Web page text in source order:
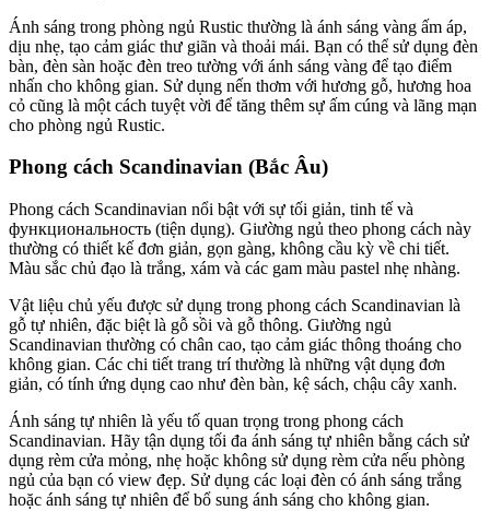
Ánh sáng trong phòng ngủ Rustic thường là ánh sáng vàng ấm áp,
dịu nhẹ, tạo cảm giác thư giãn và thoải mái. Bạn có thể sử dụng đèn
bàn, đèn sàn hoặc đèn treo tường với ánh sáng vàng để tạo điểm
nhấn cho không gian. Sử dụng nến thơm với hương gỗ, hương hoa
cỏ cũng là một cách tuyệt vời để tăng thêm sự ấm cúng và lãng mạn
cho phòng ngủ Rustic.
Phong cách Scandinavian (Bắc Âu)
Phong cách Scandinavian nổi bật với sự tối giản, tinh tế và
функциональность (tiện dụng). Giường ngủ theo phong cách này
thường có thiết kế đơn giản, gọn gàng, không cầu kỳ về chi tiết.
Màu sắc chủ đạo là trắng, xám và các gam màu pastel nhẹ nhàng.
Vật liệu chủ yếu được sử dụng trong phong cách Scandinavian là
gỗ tự nhiên, đặc biệt là gỗ sồi và gỗ thông. Giường ngủ
Scandinavian thường có chân cao, tạo cảm giác thông thoáng cho
không gian. Các chi tiết trang trí thường là những vật dụng đơn
giản, có tính ứng dụng cao như đèn bàn, kệ sách, chậu cây xanh.
Ánh sáng tự nhiên là yếu tố quan trọng trong phong cách
Scandinavian. Hãy tận dụng tối đa ánh sáng tự nhiên bằng cách sử
dụng rèm cửa mỏng, nhẹ hoặc không sử dụng rèm cửa nếu phòng
ngủ của bạn có view đẹp. Sử dụng các loại đèn có ánh sáng trắng
hoặc ánh sáng tự nhiên để bổ sung ánh sáng cho không gian.